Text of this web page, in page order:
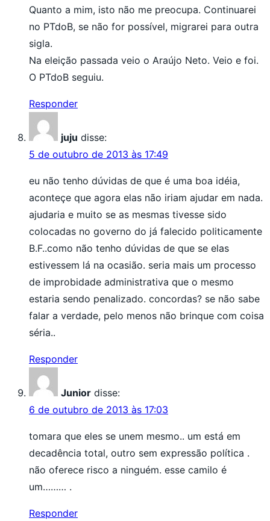
Quanto a mim, isto não me preocupa. Continuarei
no PTdoB, se não for possível, migrarei para outra
sigla.
Na eleição passada veio o Araújo Neto. Veio e foi.
O PTdoB seguiu.
Responder
juju disse:
5 de outubro de 2013 às 17:49
eu não tenho dúvidas de que é uma boa idéia,
aconteçe que agora elas não iriam ajudar em nada.
ajudaria e muito se as mesmas tivesse sido
colocadas no governo do já falecido politicamente
B.F..como não tenho dúvidas de que se elas
estivessem lá na ocasião. seria mais um processo
de improbidade administrativa que o mesmo
estaria sendo penalizado. concordas? se não sabe
falar a verdade, pelo menos não brinque com coisa
séria..
Responder
Junior disse:
6 de outubro de 2013 às 17:03
tomara que eles se unem mesmo.. um está em
decadência total, outro sem expressão política .
não oferece risco a ninguém. esse camilo é
um……… .
Responder